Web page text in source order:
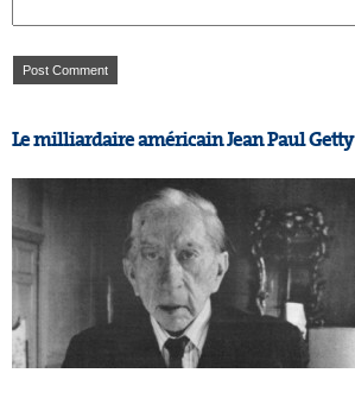
Le milliardaire américain Jean Paul Getty